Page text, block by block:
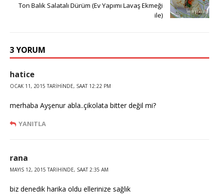
Ton Balık Salatalı Dürüm (Ev Yapımı Lavaş Ekmeği
ile)
3 YORUM
hatice
OCAK 11, 2015 TARIHINDE, SAAT 12:22 PM
merhaba Ayşenur abla..çikolata bitter değil mi?
YANITLA
rana
MAYIS 12, 2015 TARIHINDE, SAAT 2:35 AM
biz denedik harika oldu ellerinize sağlık